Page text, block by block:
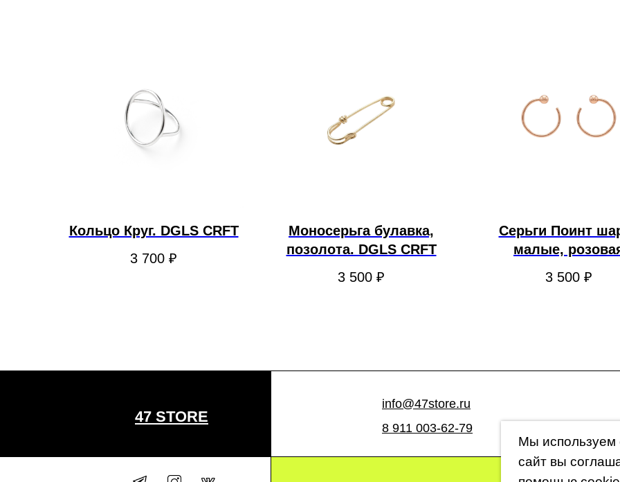
Мы
сайт вы
Кольцо Круг. DGLS CRFT
3 700 ₽
Моносерьга булавка,
позолота. DGLS CRFT
3 500 ₽
Серьги Поинт
малые,
3 500 ₽
info@47store.ru
47 STORE
8 911 003-62-79